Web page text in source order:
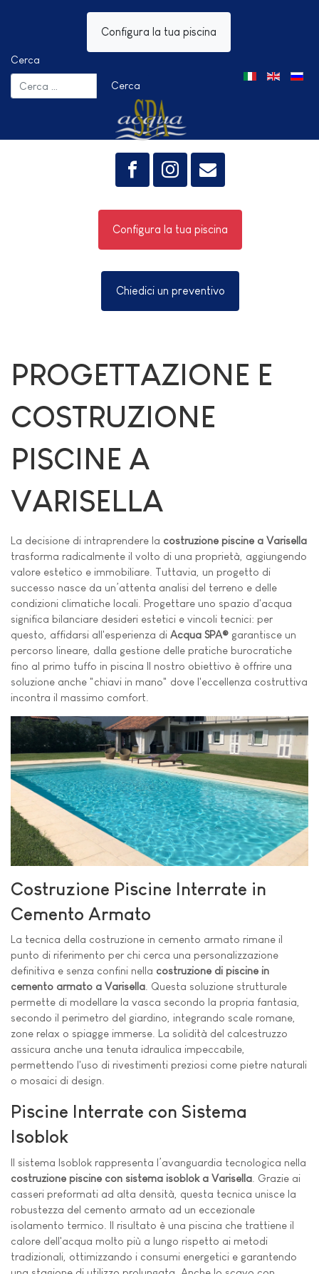
Configura la tua piscina
Cerca
Cerca
Seleziona la tua
Configura la tua piscina
Chiedici un preventivo
PROGETTAZIONE E
COSTRUZIONE
PISCINE A
VARISELLA
La decisione di intraprendere la costruzione piscine a Varisella
trasforma radicalmente il volto di una proprietà, aggiungendo
valore estetico e immobiliare. Tuttavia, un progetto di
successo nasce da un’attenta analisi del terreno e delle
condizioni climatiche locali. Progettare uno spazio d'acqua
significa bilanciare desideri estetici e vincoli tecnici: per
questo, affidarsi all'esperienza di Acqua SPA® garantisce un
percorso lineare, dalla gestione delle pratiche burocratiche
fino al primo tuffo in piscina Il nostro obiettivo è offrire una
soluzione anche "chiavi in mano" dove l'eccellenza costruttiva
incontra il massimo comfort.
Costruzione Piscine Interrate in
Cemento Armato
La tecnica della costruzione in cemento armato rimane il
punto di riferimento per chi cerca una personalizzazione
definitiva e senza confini nella costruzione di piscine in
cemento armato a Varisella. Questa soluzione strutturale
permette di modellare la vasca secondo la propria fantasia,
secondo il perimetro del giardino, integrando scale romane,
zone relax o spiagge immerse. La solidità del calcestruzzo
assicura anche una tenuta idraulica impeccabile,
permettendo l'uso di rivestimenti preziosi come pietre naturali
o mosaici di design.
Piscine Interrate con Sistema
Isoblok
Il sistema Isoblok rappresenta l’avanguardia tecnologica nella
costruzione piscine con sistema isoblok a Varisella . Grazie ai
casseri preformati ad alta densità, questa tecnica unisce la
robustezza del cemento armato ad un eccezionale
isolamento termico. Il risultato è una piscina che trattiene il
calore dell'acqua molto più a lungo rispetto ai metodi
tradizionali, ottimizzando i consumi energetici e garantendo